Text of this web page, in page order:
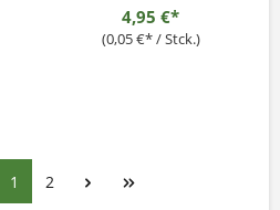
4,95 €*
(0,05 €* / Stck.)
1 2